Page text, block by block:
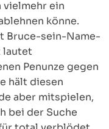
vielmehr ein
könne.
Bruce-sein-Name-
lautet
Penunze gegen
hält diesen
aber mitspielen,
bei der Suche